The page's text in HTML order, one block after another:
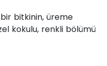
bir bitkinin, üreme
kokulu, renkli bölümü